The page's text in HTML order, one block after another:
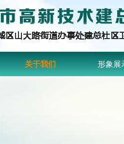
关于我们 形象展